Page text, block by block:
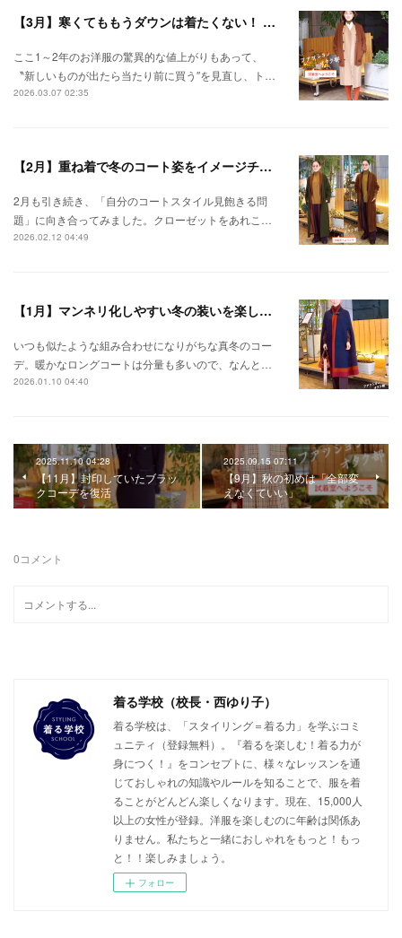
【3月】寒くてももうダウンは着たくない！ とっておきの春待ちアウターコーデ
ここ1～2年のお洋服の驚異的な値上がりもあって、
〝新しいものが出たら当たり前に買う″を見直し、ト…
2026.03.07 02:35
【2月】重ね着で冬のコート姿をイメージチェンジ
2月も引き続き、「自分のコートスタイル見飽きる問
題」に向き合ってみました。クローゼットをあれこ…
2026.02.12 04:49
【1月】マンネリ化しやすい冬の装いを楽しもう！
いつも似たような組み合わせになりがちな真冬のコー
デ。暖かなロングコートは分量も多いので、なんと…
2026.01.10 04:40
2025.11.10 04:28
【11月】封印していたブラッ
クコーデを復活
2025.09.15 07:11
【9月】秋の初めは「全部変
えなくていい」
0コメント
着る学校（校長・西ゆり子）
着る学校は、「スタイリング＝着る力」を学ぶコミ
ュニティ（登録無料）。『着るを楽しむ！着る力が
身につく！』をコンセプトに、様々なレッスンを通
じておしゃれの知識やルールを知ることで、服を着
ることがどんどん楽しくなります。現在、15,000人
以上の女性が登録。洋服を楽しむのに年齢は関係あ
りません。私たちと一緒におしゃれをもっと！もっ
と！！楽しみましょう。
フォロー